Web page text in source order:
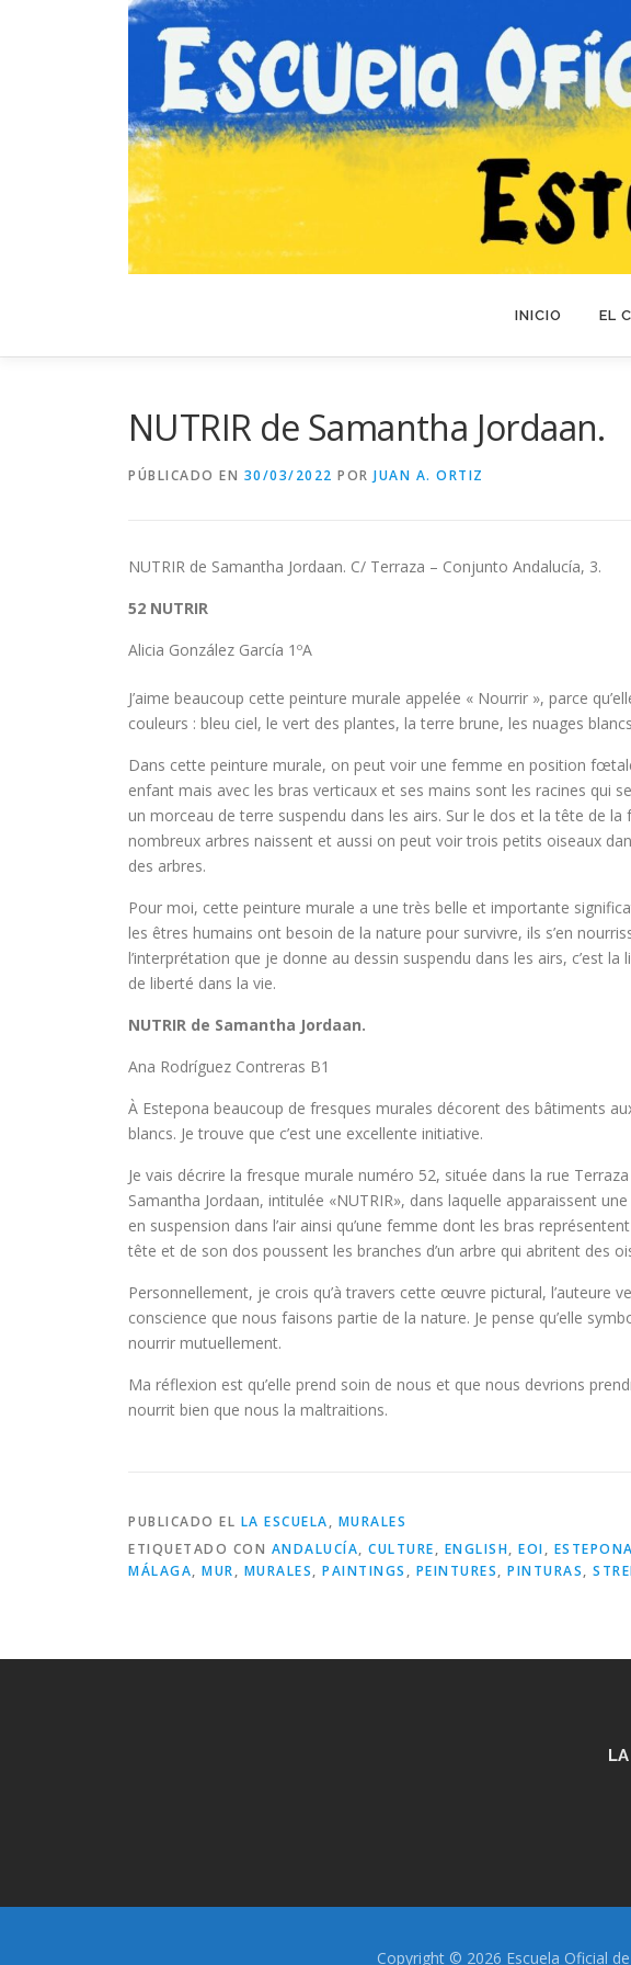
INICIO EL
NUTRIR de Samantha Jordaan.
PÚBLICADO EN 30/03/2022 POR JUAN A. ORTIZ
NUTRIR de Samantha Jordaan. C/ Terraza – Conjunto Andalucía, 3.
52 NUTRIR
Alicia González García 1ºA
J’aime beaucoup cette peinture murale appelée « Nourrir », parce
couleurs : bleu ciel, le vert des plantes, la terre brune, les nuages
Dans cette peinture murale, on peut voir une femme en position
enfant mais avec les bras verticaux et ses mains sont les racines qui
un morceau de terre suspendu dans les airs. Sur le dos et la tête de la
nombreux arbres naissent et aussi on peut voir trois petits oiseaux
des arbres.
Pour moi, cette peinture murale a une très belle et importante
les êtres humains ont besoin de la nature pour survivre, ils s’en
l’interprétation que je donne au dessin suspendu dans les airs, c’est la
de liberté dans la vie.
NUTRIR de Samantha Jordaan.
Ana Rodríguez Contreras B1
À Estepona beaucoup de fresques murales décorent des bâtiments
blancs. Je trouve que c’est une excellente initiative.
Je vais décrire la fresque murale numéro 52, située dans la rue
Samantha Jordaan, intitulée «NUTRIR», dans laquelle apparaissent
en suspension dans l’air ainsi qu’une femme dont les bras
tête et de son dos poussent les branches d’un arbre qui abritent des
Personnellement, je crois qu’à travers cette œuvre pictural, l’auteure
conscience que nous faisons partie de la nature. Je pense qu’elle
nourrir mutuellement.
Ma réflexion est qu’elle prend soin de nous et que nous devrions
nourrit bien que nous la maltraitions.
PUBLICADO EL LA ESCUELA, MURALES
ETIQUETADO CON ANDALUCÍA, CULTURE, ENGLISH, EOI, ESTEPONA
MÁLAGA, MUR, MURALES, PAINTINGS , PEINTURES, PINTURAS,
Copyright © 2026 Escuela Oficial